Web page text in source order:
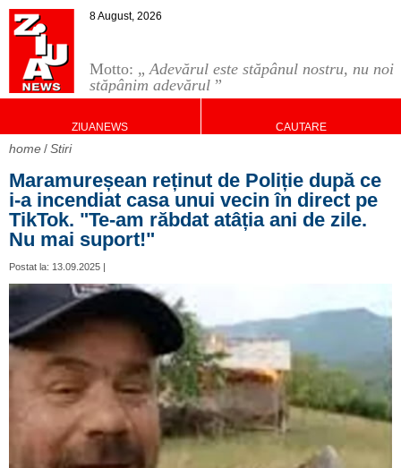
Motto: „Adevărul este stăpânul nostru, nu noi
stăpânim adevărul ”
8 August, 2026
ZIUANEWS CAUTARE
home Stiri
Maramureșean reținut de Poliție după ce
i-a incendiat casa unui vecin în direct pe
TikTok. "Te-am răbdat atâția ani de zile.
Nu mai suport!"
Postat la: 13.09.2025 |